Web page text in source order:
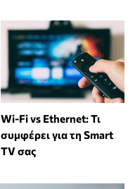
Wi-Fi vs Ethernet: Τι
συμφέρει για τη Smart
TV σας